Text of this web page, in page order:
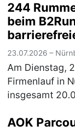
244
beim
Teilnahme
23.07.2026 –
Am Dienstag,
Firmenlauf in
insgesamt
engagierten
AOK